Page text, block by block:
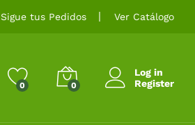
Sigue tus Pedidos Ver Catálogo
0 0
Log in
Register
Añadir al carrito